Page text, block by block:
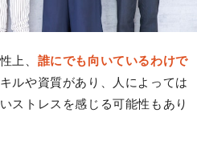
上、 誰にでも向いているわけで
ルや資質があり、人によっては
ストレスを感じる可能性もあり